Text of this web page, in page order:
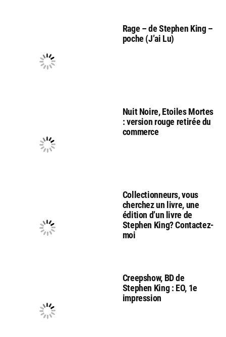
Rage – de Stephen King –
poche (J’ai Lu)
Nuit Noire, Etoiles Mortes
: version rouge retirée du
commerce
Collectionneurs, vous
cherchez un livre, une
édition d’un livre de
Stephen King? Contactez-
moi
Creepshow, BD de
Stephen King : EO, 1e
impression